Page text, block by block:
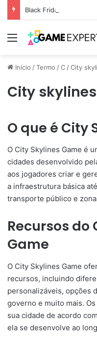
Black Friday:
Menu
Início /Termo /C /City
City
O que é City
O City Skylines Game é
cidades desenvolvido
aos jogadores criar e
a infraestrutura básica
transporte público e
Recursos do
Game
O City Skylines Game
recursos, incluindo
personalizáveis, opções
governo e muito mais.
sua cidade de acordo
ela se desenvolve ao